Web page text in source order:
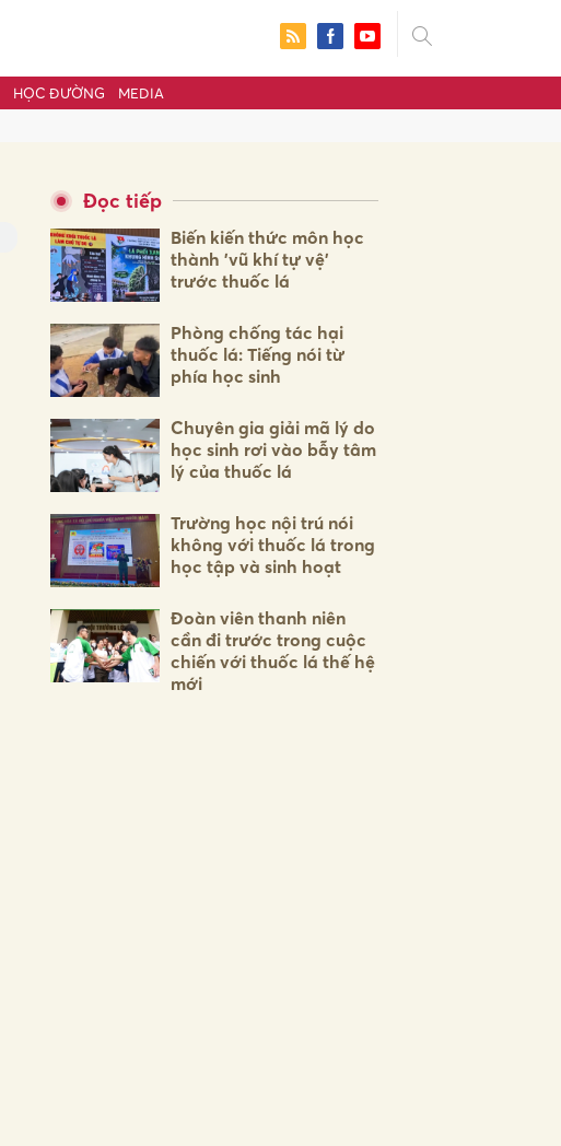
HỌC ĐƯỜNG MEDIA
Đọc tiếp
Biến kiến thức môn học
thành 'vũ khí tự vệ'
trước thuốc lá
Phòng chống tác hại
thuốc lá: Tiếng nói từ
phía học sinh
Chuyên gia giải mã lý do
học sinh rơi vào bẫy tâm
lý của thuốc lá
Trường học nội trú nói
không với thuốc lá trong
học tập và sinh hoạt
Đoàn viên thanh niên
cần đi trước trong cuộc
chiến với thuốc lá thế hệ
mới